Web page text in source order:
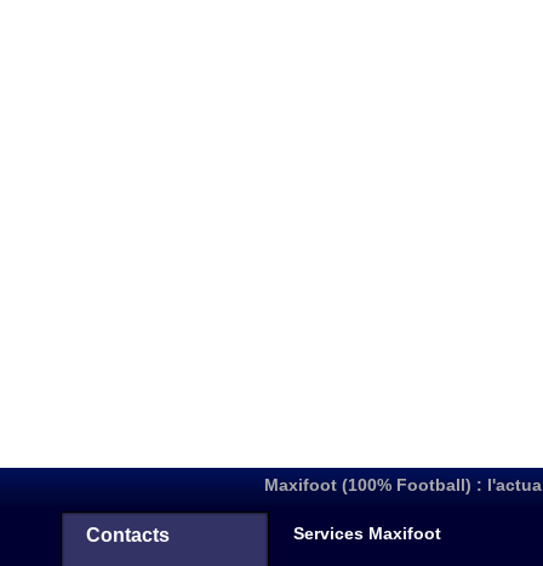
Maxifoot (100% Football) :
Contacts Services Maxifoot